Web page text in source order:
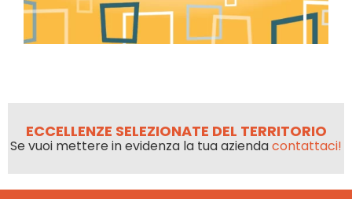
ECCELLENZE SELEZIONATE DEL TERRITORIO
Se vuoi mettere in evidenza la tua aziendacontattaci!